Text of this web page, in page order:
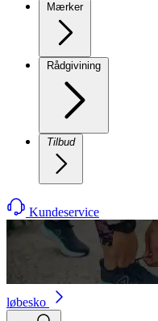
Mærker
Rådgivining
Tilbud
Kundeservice
løbesko